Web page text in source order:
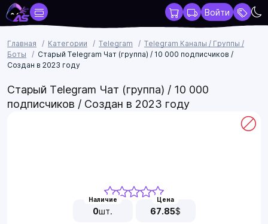
Войти
Главная Категории Telegram
Telegram Каналы / Группы /
Боты
Старый Telegram Чат (группа) / 10 000 подписчиков /
Создан в 2023 году
Старый Telegram Чат (группа) / 10 000
подписчиков / Создан в 2023 году
Наличие
0шт.
Цена
67.85$